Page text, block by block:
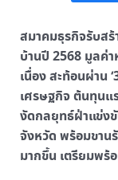
สมาคมธุรกิจรับสร้
บ้านปี 2568 มูลค่
เนื่อง สะท้อนผ่าน
เศรษฐกิจ ต้นทุนแ
งัดกลยุทธ์ฝ่าแข่งขั
จังหวัด พร้อมขาน
มากขึ้น เตรียมพร้